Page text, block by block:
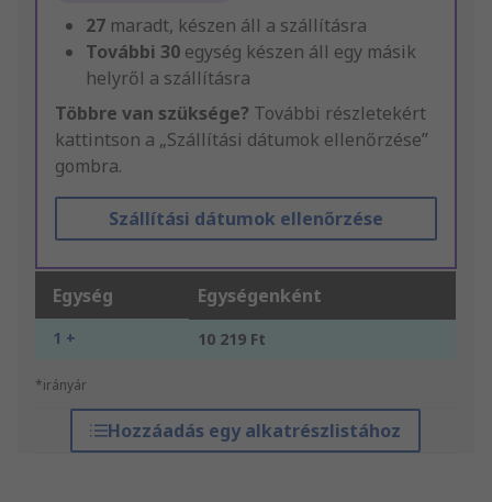
27 maradt, készen áll a szállításra
További 30 egység készen áll egy másik
helyről a szállításra
Többre van szüksége? További részletekért
kattintson a „Szállítási dátumok ellenőrzése”
gombra.
Szállítási dátumok ellenőrzése
Egység Egységenként
1 + 10 219 Ft
*irányár
Hozzáadás egy alkatrészlistához